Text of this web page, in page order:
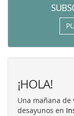
¡HOLA!
Una mañana
desayunos en